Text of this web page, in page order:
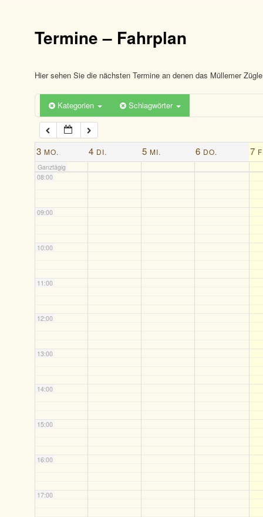
Termine – Fahrplan
Hier sehen Sie die nächsten Termine an denen das Müllemer
Kategorien Schlagwörter
3 MO. 4 DI. 5 MI. 6 DO. 7
Ganztägig
04:00
05:00
06:00
07:00
08:00
09:00
10:00
11:00
12:00
13:00
14:00
15:00
16:00
17:00